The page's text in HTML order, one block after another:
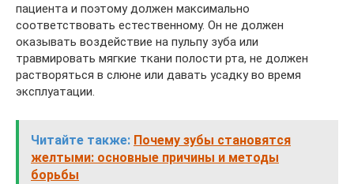
пациента и поэтому должен максимально
соответствовать естественному. Он не должен
оказывать воздействие на пульпу зуба или
травмировать мягкие ткани полости рта, не должен
растворяться в слюне или давать усадку во время
эксплуатации.
Читайте также: Почему зубы становятся
желтыми: основные причины и методы
борьбы